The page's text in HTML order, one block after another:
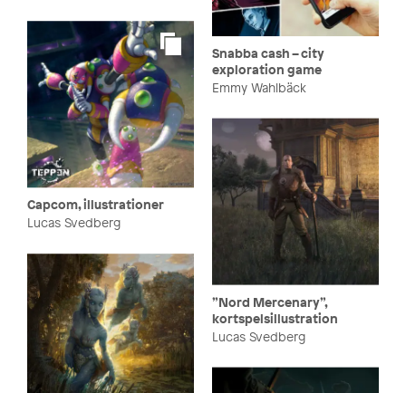
Snabba cash – city
exploration game
Emmy Wahlbäck
Capcom, illustrationer
Lucas Svedberg
”Nord Mercenary”,
kortspelsillustration
Lucas Svedberg